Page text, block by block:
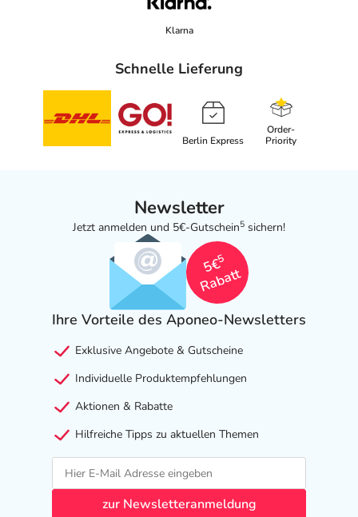
Klarna
Schnelle Lieferung
Berlin Express
Order-
Priority
Newsletter
Jetzt anmelden und 5€-Gutschein5 sichern!
5€
5
Rabatt
Ihre Vorteile des Aponeo-Newsletters
Exklusive Angebote & Gutscheine
Individuelle Produktempfehlungen
Aktionen & Rabatte
Hilfreiche Tipps zu aktuellen Themen
zur Newsletteranmeldung